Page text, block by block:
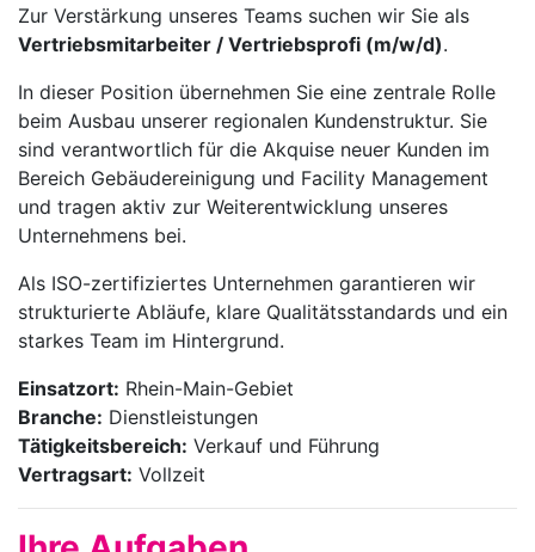
Zur Verstärkung unseres Teams suchen wir Sie als
Vertriebsmitarbeiter / Vertriebsprofi (m/w/d).
In dieser Position übernehmen Sie eine zentrale Rolle
beim Ausbau unserer regionalen Kundenstruktur. Sie
sind verantwortlich für die Akquise neuer Kunden im
Bereich Gebäudereinigung und Facility Management
und tragen aktiv zur Weiterentwicklung unseres
Unternehmens bei.
Als ISO-zertifiziertes Unternehmen garantieren wir
strukturierte Abläufe, klare Qualitätsstandards und ein
starkes Team im Hintergrund.
Einsatzort: Rhein-Main-Gebiet
Branche: Dienstleistungen
Tätigkeitsbereich: Verkauf und Führung
Vertragsart: Vollzeit